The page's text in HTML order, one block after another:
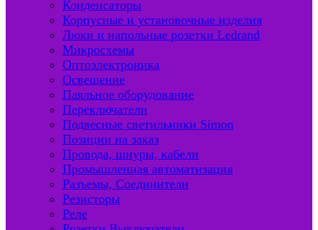
Конденсаторы
Корпусные и установочные изделия
Люки и напольные розетки Ledrand
Микросхемы
Оптоэлектроника
Освещение
Паяльное оборудование
Переключатели
Подвесные светильники Simon
Позиции на заказ
Провода, шнуры, кабели
Промышленная автоматизация
Разъемы, Соединители
Резисторы
Реле